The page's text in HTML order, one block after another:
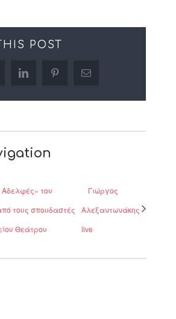
POST
linkedin pinterestEmail
Αδελφές» του
τους σπουδαστές
Θεάτρου
Γιώργος
Αλεξαντωνάκης
live